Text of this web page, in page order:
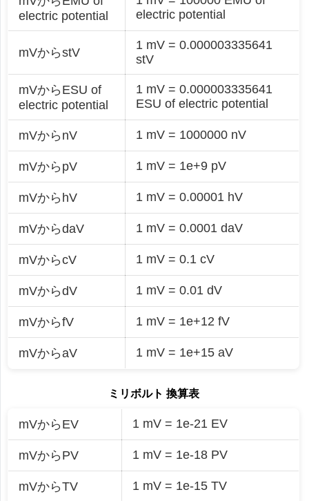
electric potential
electric potential
mVからstV
1 mV = 0.000003335641
stV
mVからESU of
electric potential
1 mV = 0.000003335641
ESU of electric potential
mVからnV 1 mV = 1000000 nV
mVからpV 1 mV = 1e+9 pV
mVからhV 1 mV = 0.00001 hV
mVからdaV 1 mV = 0.0001 daV
mVからcV 1 mV = 0.1 cV
mVからdV 1 mV = 0.01 dV
mVからfV 1 mV = 1e+12 fV
mVからaV 1 mV = 1e+15 aV
ミリボルト 換算表
mVからEV 1 mV = 1e-21 EV
mVからPV 1 mV = 1e-18 PV
mVからTV 1 mV = 1e-15 TV